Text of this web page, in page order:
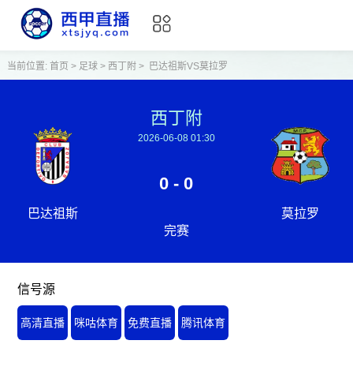
当前位置: 首页 > 足球> 西丁附> 巴达祖斯VS莫拉罗
巴达祖斯
西丁附
2026-06-08 01:30
0 - 0
完赛
莫拉罗
信号源
高清直播 咪咕体育 免费直播 腾讯体育